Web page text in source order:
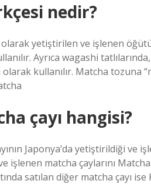
nedir?
olarak yetiştirilen ve işlenen
Ayrıca wagashi
kullanılır. Matcha tozuna
çayı hangisi?
Japonya’da yetiştirildiği ve
işlenen matcha çaylarını
satılan diğer matcha çayı